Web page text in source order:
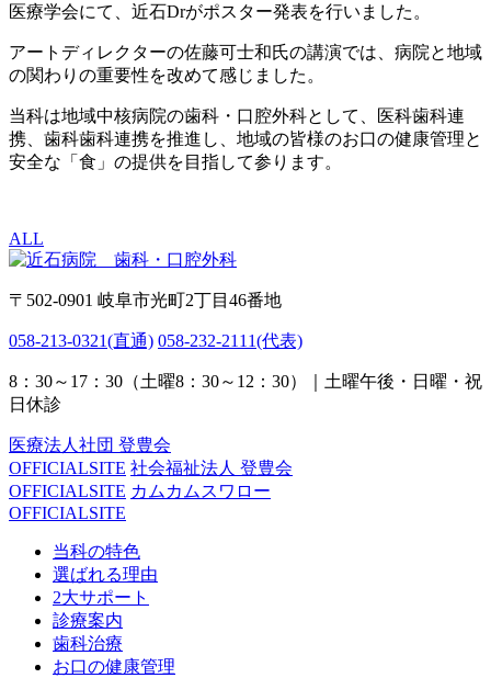
医療学会にて、近石Drがポスター発表を行いました。
アートディレクターの佐藤可士和氏の講演では、病院と地域
の関わりの重要性を改めて感じました。
当科は地域中核病院の歯科・口腔外科として、医科歯科連
携、歯科歯科連携を推進し、地域の皆様のお口の健康管理と
安全な「食」の提供を目指して参ります。
ALL
〒502-0901 岐阜市光町2丁目46番地
058-213-0321(直通) 058-232-2111(代表)
8：30～17：30（土曜8：30～12：30）｜土曜午後・日曜・祝
日休診
医療法人社団 登豊会
OFFICIALSITE 社会福祉法人 登豊会
OFFICIALSITE カムカムスワロー
OFFICIALSITE
当科の特色
選ばれる理由
2大サポート
診療案内
歯科治療
お口の健康管理